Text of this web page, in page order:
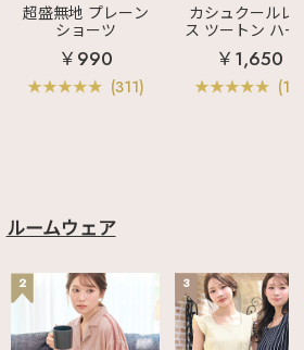
超盛無地 プレーン
ショーツ
￥990
(311)
カシュクールレ
ス ツートン ハー
バックショーツ
￥1,650
(12)
ルームウェア
2 3